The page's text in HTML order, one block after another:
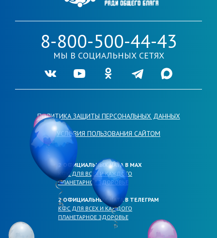
8-800-500-44-43
МЫ В СОЦИАЛЬНЫХ СЕТЯХ
Ссылка на нашу группу во VKontakte
Ссылка на наш канал в Youtube
Ссылка на нашу группу в
Ссылка на наш канал в
Ссылка на наш
ПОЛИТИКА ЗАЩИТЫ ПЕРСОНАЛЬНЫХ ДАННЫХ
УСЛОВИЯ ПОЛЬЗОВАНИЯ САЙТОМ
2 ОФИЦИАЛЬНЫХ ЧАТА В МАХ
КФС ДЛЯ ВСЕХ И КАЖДОГО
ПЛАНЕТАРНОЕ ЗДОРОВЬЕ
2 ОФИЦИАЛЬНЫХ ЧАТА В ТЕЛЕГРАМ
КФС ДЛЯ ВСЕХ И КАЖДОГО
ПЛАНЕТАРНОЕ ЗДОРОВЬЕ